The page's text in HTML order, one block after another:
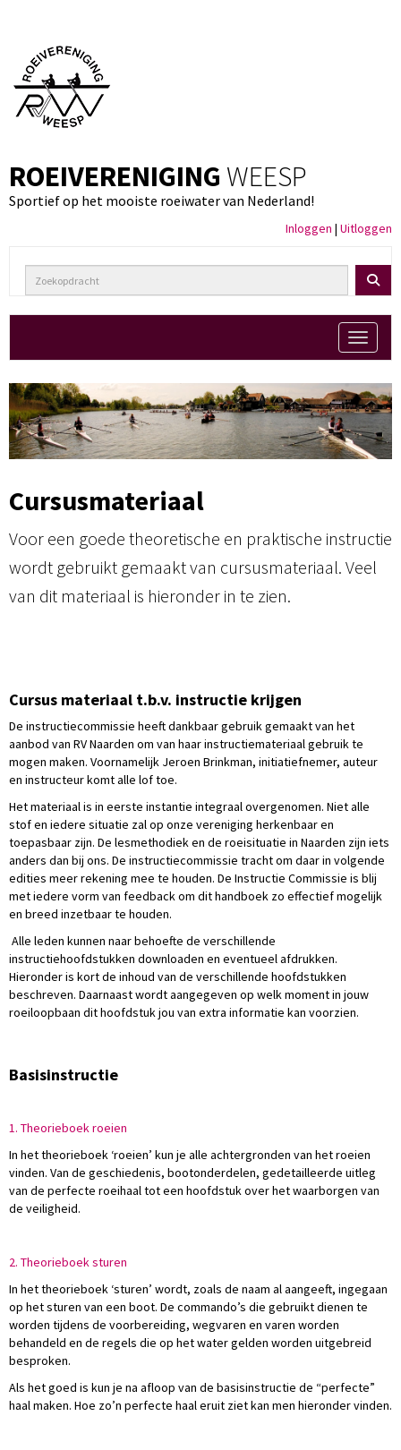
ROEIVERENIGING WEESP
Sportief op het mooiste roeiwater van Nederland!
Inloggen | Uitloggen
Toggle
Cursusmateriaal
Voor een goede theoretische en praktische instructie
wordt gebruikt gemaakt van cursusmateriaal. Veel
van dit materiaal is hieronder in te zien.
Cursus materiaal t.b.v. instructie krijgen
De instructiecommissie heeft dankbaar gebruik gemaakt van het
aanbod van RV Naarden om van haar instructiemateriaal gebruik te
mogen maken. Voornamelijk Jeroen Brinkman, initiatiefnemer, auteur
en instructeur komt alle lof toe.
Het materiaal is in eerste instantie integraal overgenomen. Niet alle
stof en iedere situatie zal op onze vereniging herkenbaar en
toepasbaar zijn. De lesmethodiek en de roeisituatie in Naarden zijn iets
anders dan bij ons. De instructiecommissie tracht om daar in volgende
edities meer rekening mee te houden. De Instructie Commissie is blij
met iedere vorm van feedback om dit handboek zo effectief mogelijk
en breed inzetbaar te houden.
Alle leden kunnen naar behoefte de verschillende
instructiehoofdstukken downloaden en eventueel afdrukken.
Hieronder is kort de inhoud van de verschillende hoofdstukken
beschreven. Daarnaast wordt aangegeven op welk moment in jouw
roeiloopbaan dit hoofdstuk jou van extra informatie kan voorzien.
Basisinstructie
1. Theorieboek roeien
In het theorieboek ‘roeien’ kun je alle achtergronden van het roeien
vinden. Van de geschiedenis, bootonderdelen, gedetailleerde uitleg
van de perfecte roeihaal tot een hoofdstuk over het waarborgen van
de veiligheid.
2. Theorieboek sturen
In het theorieboek ‘sturen’ wordt, zoals de naam al aangeeft, ingegaan
op het sturen van een boot. De commando’s die gebruikt dienen te
worden tijdens de voorbereiding, wegvaren en varen worden
behandeld en de regels die op het water gelden worden uitgebreid
besproken.
Als het goed is kun je na afloop van de basisinstructie de “perfecte”
haal maken. Hoe zo’n perfecte haal eruit ziet kan men hieronder vinden.